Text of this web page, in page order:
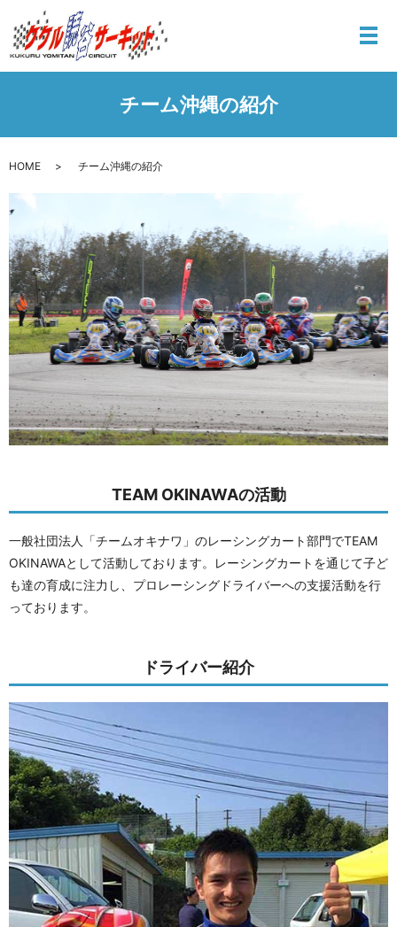
メ
チーム沖縄の紹介
HOME チーム沖縄の紹介
TEAM OKINAWAの活動
一般社団法人「チームオキナワ」のレーシングカート部門でTEAM
OKINAWAとして活動しております。レーシングカートを通じて子ど
も達の育成に注力し、プロレーシングドライバーへの支援活動を行
っております。
ドライバー紹介